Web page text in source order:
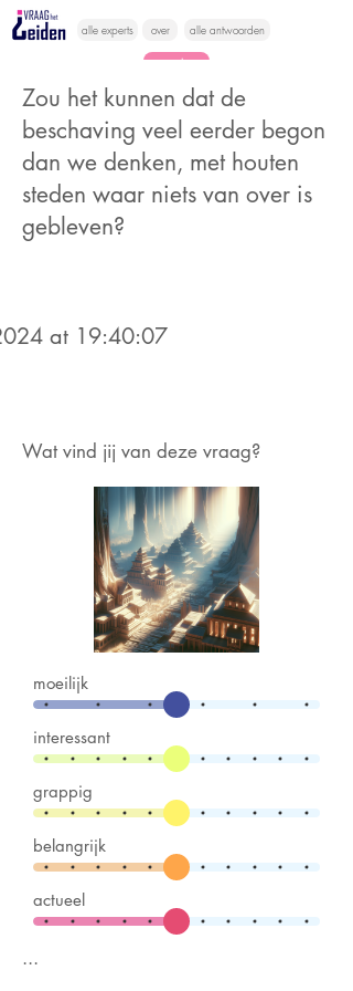
alle experts over alle antwoorden
vragen lessen
Vraag het
Zou het kunnen dat de
beschaving veel eerder begon
dan we denken, met houten
steden waar niets van over is
gebleven?
at 19:40:07
Wat vind jij van deze vraag?
moeilijk
interessant
grappig
belangrijk
actueel
...